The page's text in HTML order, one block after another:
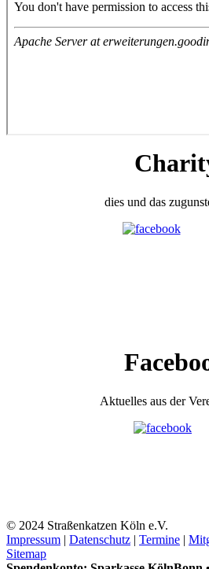
dies und das
Aktuelles aus der
© 2024 Straßenkatzen Köln
Impressum | Datenschutz | Termine |
Sitemap